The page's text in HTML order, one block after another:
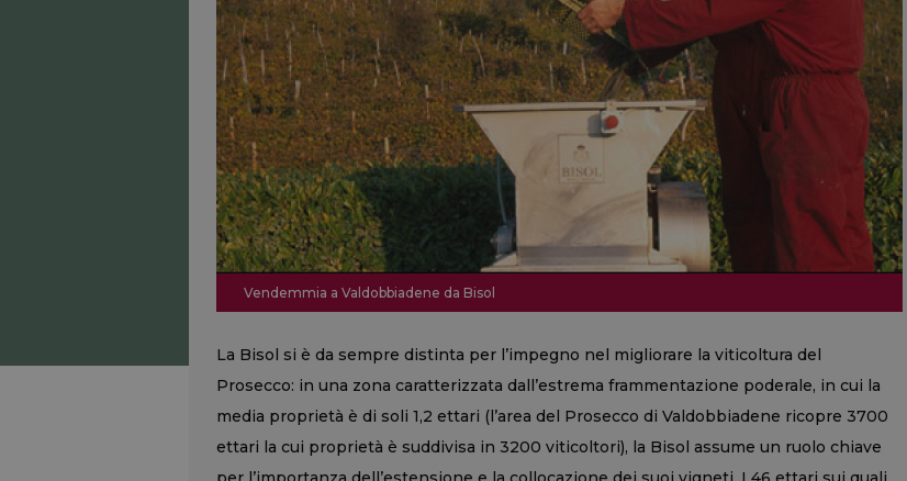
Vendemmia a Valdobbiadene da Bisol
La Bisol si è da sempre distinta per l’impegno nel migliorare la viticoltura del
Prosecco: in una zona caratterizzata dall’estrema frammentazione poderale, in cui la
media proprietà è di soli 1,2 ettari (l’area del Prosecco di Valdobbiadene ricopre 3700
ettari la cui proprietà è suddivisa in 3200 viticoltori), la Bisol assume un ruolo chiave